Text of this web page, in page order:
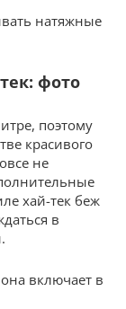
натяжные
фото
поэтому
красивого
не
хай-тек беж
в
включает в